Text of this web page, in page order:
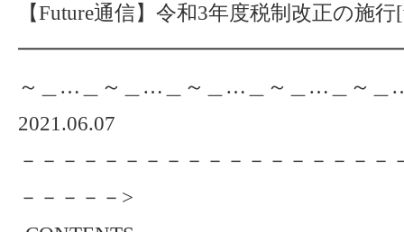
【Future通信】令和3年度税制改正の施
～＿…＿～＿…＿～＿…＿～＿…＿～＿
2021.06.07
－－－－－－－－－－－－－－－－－－
－－－－－>